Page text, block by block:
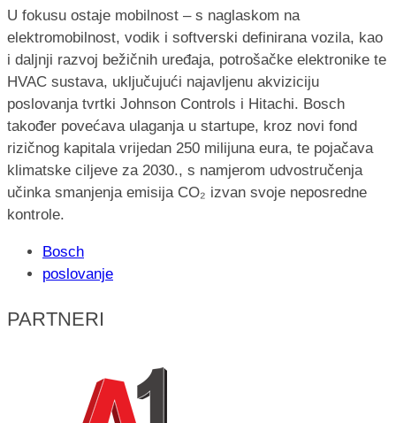
U fokusu ostaje mobilnost – s naglaskom na
elektromobilnost, vodik i softverski definirana vozila, kao
i daljnji razvoj bežičnih uređaja, potrošačke elektronike te
HVAC sustava, uključujući najavljenu akviziciju
poslovanja tvrtki Johnson Controls i Hitachi. Bosch
također povećava ulaganja u startupe, kroz novi fond
rizičnog kapitala vrijedan 250 milijuna eura, te pojačava
klimatske ciljeve za 2030., s namjerom udvostručenja
učinka smanjenja emisija CO₂ izvan svoje neposredne
kontrole.
Bosch
poslovanje
PARTNERI